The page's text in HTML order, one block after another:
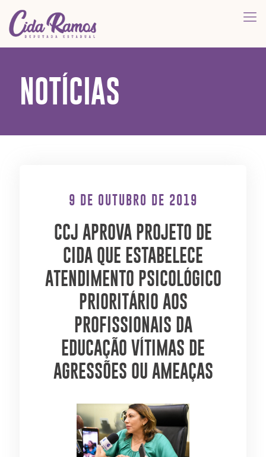
NOTÍCIAS
9 DE OUTUBRO DE 2019
CCJ APROVA PROJETO DE
CIDA QUE ESTABELECE
ATENDIMENTO PSICOLÓGICO
PRIORITÁRIO AOS
PROFISSIONAIS DA
EDUCAÇÃO VÍTIMAS DE
AGRESSÕES OU AMEAÇAS